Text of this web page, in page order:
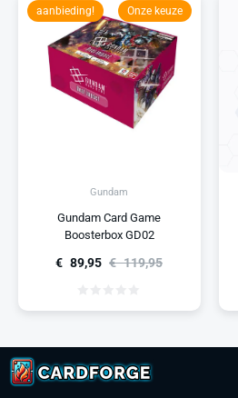
Gundam
Gundam Card Game
Boosterbox GD02
€ 119,95
€ 89,95
aanbieding! Onze keuze